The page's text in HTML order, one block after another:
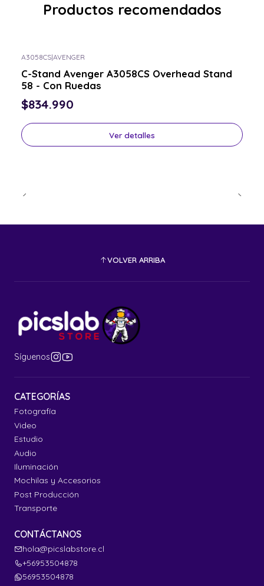
Productos recomendados
A3058CS|AVENGER
C-Stand Avenger A3058CS Overhead Stand
58 - Con Ruedas
$834.990
Ver detalles
VOLVER ARRIBA
Síguenos
CATEGORÍAS
Fotografía
Video
Estudio
Audio
Iluminación
Mochilas y Accesorios
Post Producción
Transporte
CONTÁCTANOS
hola@picslabstore.cl
+56953504878
56953504878